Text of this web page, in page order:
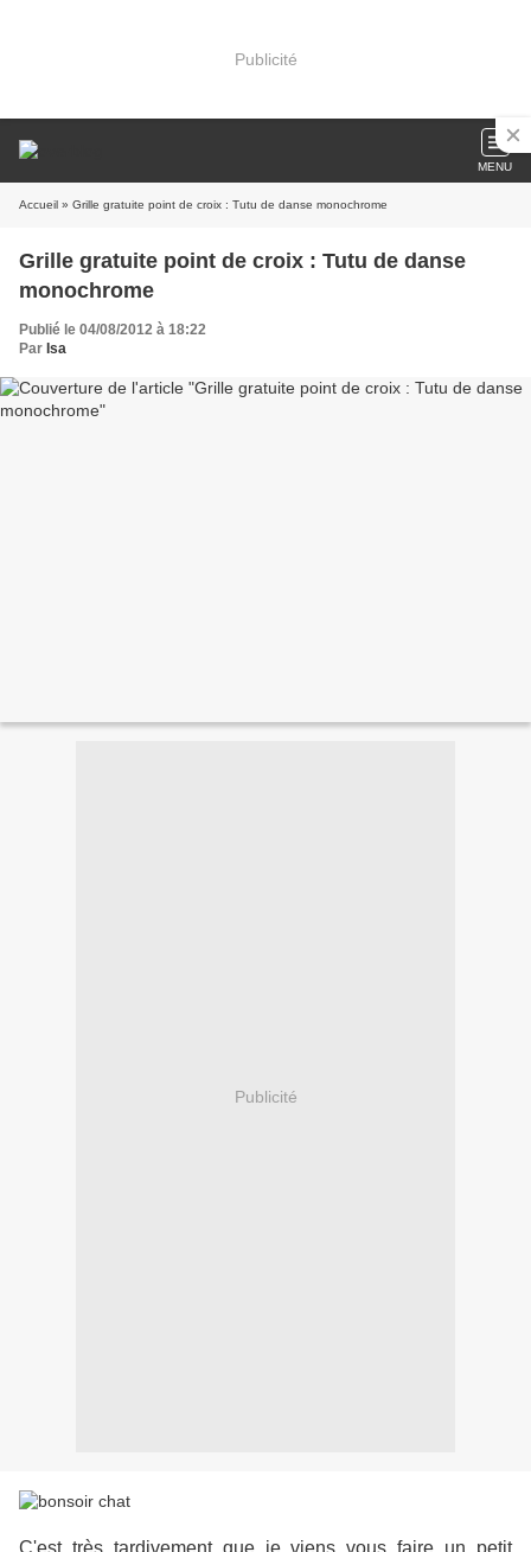
Publicité
MENU
Accueil » Grille gratuite point de croix : Tutu de danse monochrome
Grille gratuite point de croix : Tutu de danse
monochrome
Publié le 04/08/2012 à 18:22
Par Isa
Publicité